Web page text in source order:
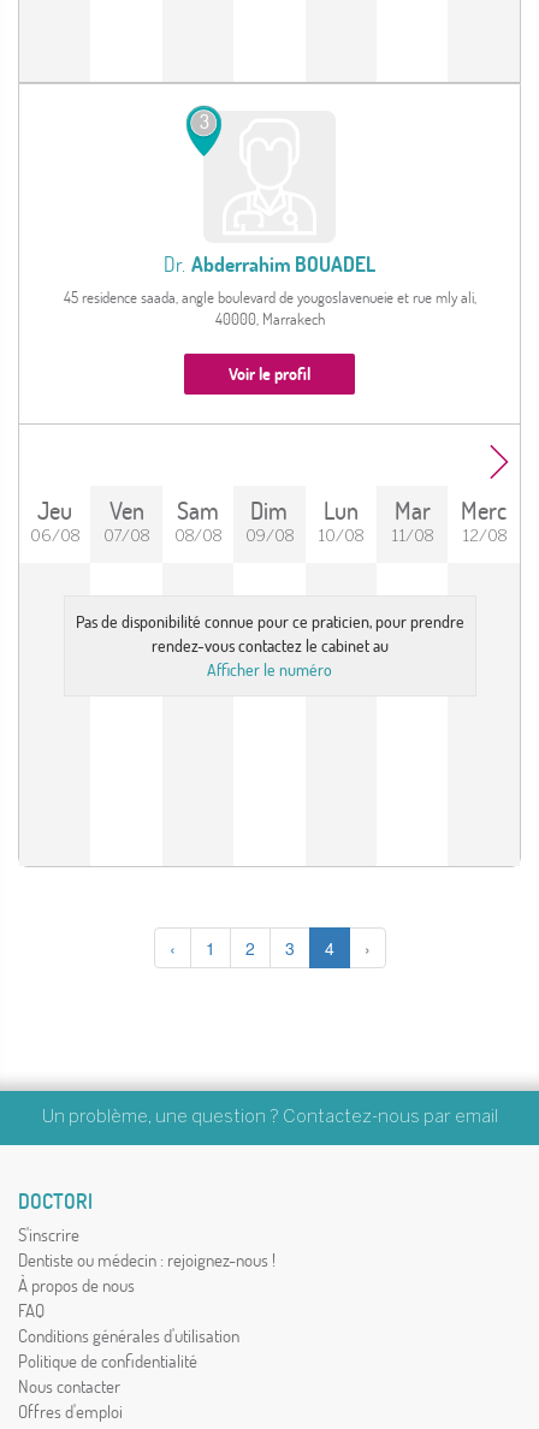
3
Dr. Abderrahim BOUADEL
45 residence saada, angle boulevard de yougoslavenueie et rue mly ali,
40000, Marrakech
Voir le profil
Jeu
06/08
Ven
07/08
Sam
08/08
Dim
09/08
Lun
10/08
Mar
11/08
Merc
12/08
Pas de disponibilité connue pour ce praticien, pour prendre
rendez-vous contactez le cabinet au
Afficher le numéro
‹ 1 2 3 4 ›
Un problème, une question ? Contactez-nous par email
DOCTORI
S'inscrire
Dentiste ou médecin : rejoignez-nous !
À propos de nous
FAQ
Conditions générales d'utilisation
Politique de confidentialité
Nous contacter
Offres d'emploi